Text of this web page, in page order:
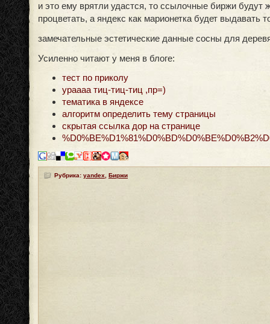
и это ему врятли удастся, то ссылочные биржи будут
процветать, а яндекс как марионетка будет выдавать
замечательные эстетические данные сосны для
Усиленно читают у меня в блоге:
тест по приколу
ураааа тиц-тиц-тиц ,пр=)
тематика в яндексе
алгоритм определить тему страницы
скрытая ссылка дор на странице
Рубрика: yandex Биржи